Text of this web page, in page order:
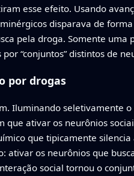
esse efeito. Usando
disparava de
pela droga. Somente uma
“conjuntos” distintos de
por drogas
Iluminando seletivamente
ativar os neurônios
que tipicamente
os neurônios que
social tornou o